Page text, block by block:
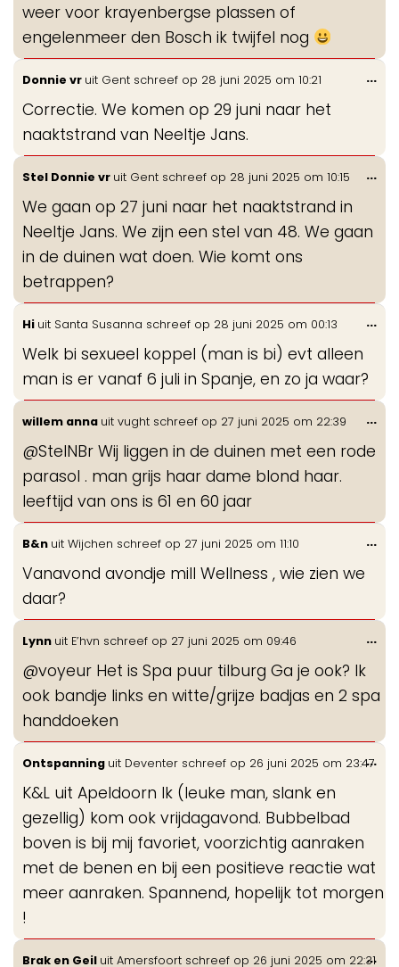
weer voor krayenbergse plassen of
engelenmeer den Bosch ik twijfel nog
Donnie vr uit Gent schreef op 28 juni 2025 om 10:21
Correctie. We komen op 29 juni naar het
naaktstrand van Neeltje Jans.
...
Stel Donnie vr uit Gent schreef op 28 juni 2025 om 10:15
We gaan op 27 juni naar het naaktstrand in
Neeltje Jans. We zijn een stel van 48. We gaan
in de duinen wat doen. Wie komt ons
betrappen?
...
Hi uit Santa Susanna schreef op 28 juni 2025 om 00:13
Welk bi sexueel koppel (man is bi) evt alleen
man is er vanaf 6 juli in Spanje, en zo ja waar?
...
willem anna uit vught schreef op 27 juni 2025 om 22:39
@StelNBr Wij liggen in de duinen met een rode
parasol . man grijs haar dame blond haar.
leeftijd van ons is 61 en 60 jaar
...
B&n uit Wijchen schreef op 27 juni 2025 om 11:10
Vanavond avondje mill Wellness , wie zien we
daar?
...
Lynn uit E’hvn schreef op 27 juni 2025 om 09:46
@voyeur Het is Spa puur tilburg Ga je ook? Ik
ook bandje links en witte/grijze badjas en 2 spa
handdoeken
...
Ontspanning uit Deventer schreef op 26 juni 2025 om 23:47
K&L uit Apeldoorn Ik (leuke man, slank en
gezellig) kom ook vrijdagavond. Bubbelbad
boven is bij mij favoriet, voorzichtig aanraken
met de benen en bij een positieve reactie wat
meer aanraken. Spannend, hopelijk tot morgen
!
...
Brak en Geil uit Amersfoort schreef op 26 juni 2025 om 22:31
...